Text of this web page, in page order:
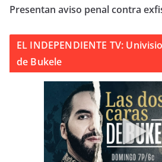
Presentan aviso penal contra
EL INDEPENDIENTE TV:
de Bukele